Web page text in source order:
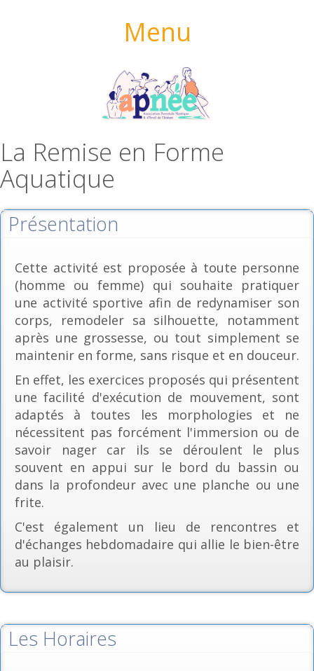
Menu
La Remise en Forme
Aquatique
Présentation
Cette activité est proposée à toute personne
(homme ou femme) qui souhaite pratiquer
une activité sportive afin de redynamiser son
corps, remodeler sa silhouette, notamment
après une grossesse, ou tout simplement se
maintenir en forme, sans risque et en douceur.
En effet, les exercices proposés qui présentent
une facilité d'exécution de mouvement, sont
adaptés à toutes les morphologies et ne
nécessitent pas forcément l'immersion ou de
savoir nager car ils se déroulent le plus
souvent en appui sur le bord du bassin ou
dans la profondeur avec une planche ou une
frite.
C'est également un lieu de rencontres et
d'échanges hebdomadaire qui allie le bien-être
au plaisir.
Les Horaires